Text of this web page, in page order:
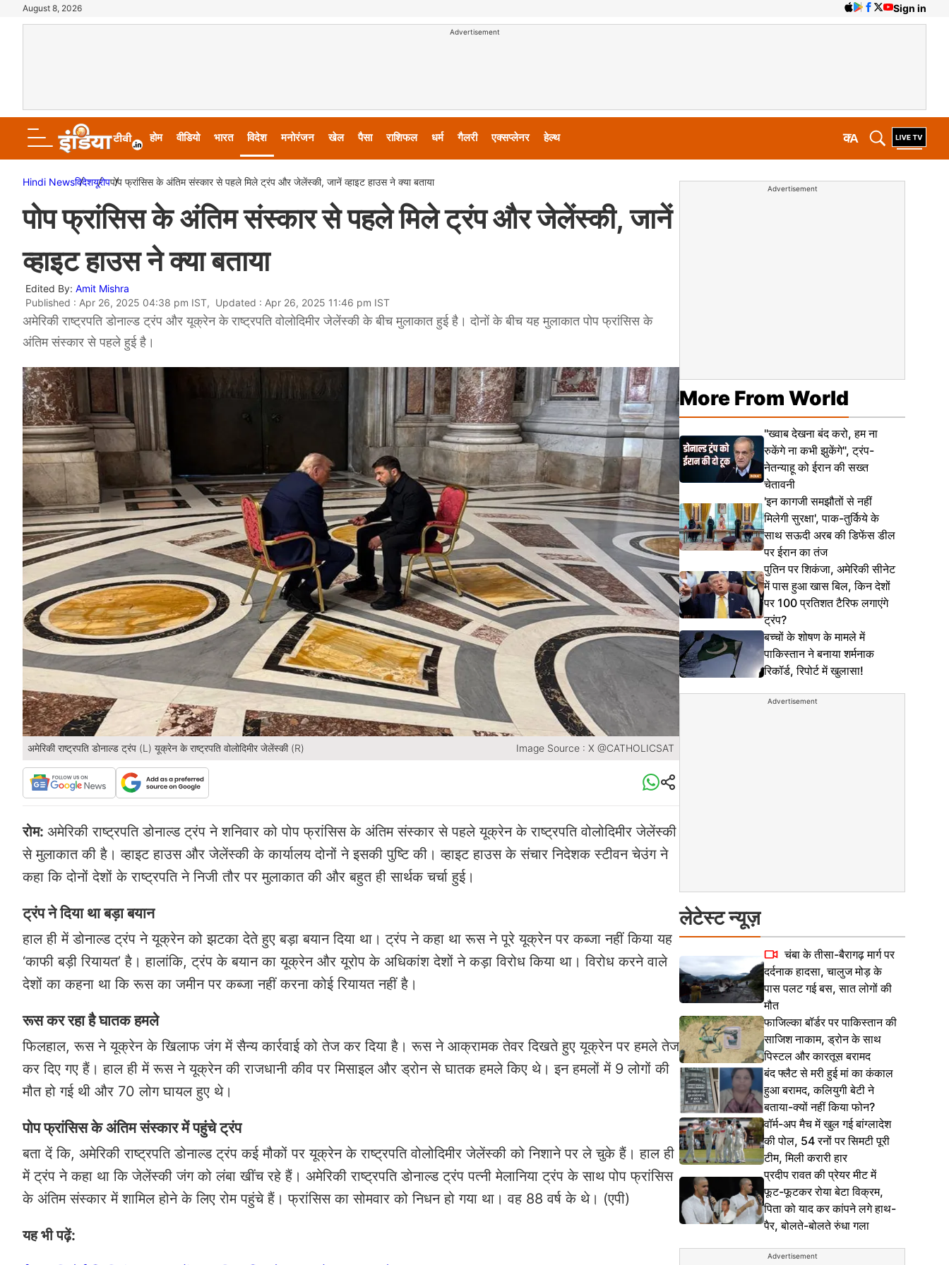
August 8, 2026 Sign in
Advertisement
होम वीडियो भारत विदेश मनोरंजन खेल पैसा राशिफल धर्म गैलरी एक्सप्लेनर हेल्थ A
क
Hindi Newsविदेशयूरोपपोप फ्रांसिस के अंतिम संस्कार से पहले मिले ट्रंप और जेलेंस्की, जानें व्हाइट हाउस ने क्या बताया
पोप फ्रांसिस के अंतिम संस्कार से पहले मिले ट्रंप और जेलेंस्की, जानें
व्हाइट हाउस ने क्या बताया
Edited By: Amit Mishra
Published : Apr 26, 2025 04:38 pm IST, Updated : Apr 26, 2025 11:46 pm IST
अमेरिकी राष्ट्रपति डोनाल्ड ट्रंप और यूक्रेन के राष्ट्रपति वोलोदिमीर जेलेंस्की के बीच मुलाकात हुई है। दोनों के बीच यह मुलाकात पोप फ्रांसिस के
अंतिम संस्कार से पहले हुई है।
अमेरिकी राष्ट्रपति डोनाल्ड ट्रंप (L) यूक्रेन के राष्ट्रपति वोलोदिमीर जेलेंस्की (R) Image Source : X @CATHOLICSAT
रोम: अमेरिकी राष्ट्रपति डोनाल्ड ट्रंप ने शनिवार को पोप फ्रांसिस के अंतिम संस्कार से पहले यूक्रेन के राष्ट्रपति वोलोदिमीर जेलेंस्की
से मुलाकात की है। व्हाइट हाउस और जेलेंस्की के कार्यालय दोनों ने इसकी पुष्टि की। व्हाइट हाउस के संचार निदेशक स्टीवन चेउंग ने
कहा कि दोनों देशों के राष्ट्रपति ने निजी तौर पर मुलाकात की और बहुत ही सार्थक चर्चा हुई।
ट्रंप ने दिया था बड़ा बयान
हाल ही में डोनाल्ड ट्रंप ने यूक्रेन को झटका देते हुए बड़ा बयान दिया था। ट्रंप ने कहा था रूस ने पूरे यूक्रेन पर कब्जा नहीं किया यह
‘काफी बड़ी रियायत’ है। हालांकि, ट्रंप के बयान का यूक्रेन और यूरोप के अधिकांश देशों ने कड़ा विरोध किया था। विरोध करने वाले
देशों का कहना था कि रूस का जमीन पर कब्जा नहीं करना कोई रियायत नहीं है।
रूस कर रहा है घातक हमले
फिलहाल, रूस ने यूक्रेन के खिलाफ जंग में सैन्य कार्रवाई को तेज कर दिया है। रूस ने आक्रामक तेवर दिखते हुए यूक्रेन पर हमले तेज
कर दिए गए हैं। हाल ही में रूस ने यूक्रेन की राजधानी कीव पर मिसाइल और ड्रोन से घातक हमले किए थे। इन हमलों में 9 लोगों की
मौत हो गई थी और 70 लोग घायल हुए थे।
पोप फ्रांसिस के अंतिम संस्कार में पहुंचे ट्रंप
बता दें कि, अमेरिकी राष्ट्रपति डोनाल्ड ट्रंप कई मौकों पर यूक्रेन के राष्ट्रपति वोलोदिमीर जेलेंस्की को निशाने पर ले चुके हैं। हाल ही
में ट्रंप ने कहा था कि जेलेंस्की जंग को लंबा खींच रहे हैं। अमेरिकी राष्ट्रपति डोनाल्ड ट्रंप पत्नी मेलानिया ट्रंप के साथ पोप फ्रांसिस
के अंतिम संस्कार में शामिल होने के लिए रोम पहुंचे हैं। फ्रांसिस का सोमवार को निधन हो गया था। वह 88 वर्ष के थे। (एपी)
यह भी पढ़ें:
Advertisement
More From World
"ख्वाब देखना बंद करो, हम ना
रुकेंगे ना कभी झुकेंगे", ट्रंप-
नेतन्याहू को ईरान की सख्त
चेतावनी
'इन कागजी समझौतों से नहीं
मिलेगी सुरक्षा', पाक-तुर्किये के
साथ सऊदी अरब की डिफेंस डील
पर ईरान का तंज
पुतिन पर शिकंजा, अमेरिकी सीनेट
में पास हुआ खास बिल, किन देशों
पर 100 प्रतिशत टैरिफ लगाएंगे
ट्रंप?
बच्चों के शोषण के मामले में
पाकिस्तान ने बनाया शर्मनाक
रिकॉर्ड, रिपोर्ट में खुलासा!
Advertisement
लेटेस्ट न्यूज़
चंबा के तीसा-बैरागढ़ मार्ग पर
दर्दनाक हादसा, चालुज मोड़ के
पास पलट गई बस, सात लोगों की
मौत
फाजिल्का बॉर्डर पर पाकिस्तान की
साजिश नाकाम, ड्रोन के साथ
पिस्टल और कारतूस बरामद
बंद फ्लैट से मरी हुई मां का कंकाल
हुआ बरामद, कलियुगी बेटी ने
बताया-क्यों नहीं किया फोन?
वॉर्म-अप मैच में खुल गई बांग्लादेश
की पोल, 54 रनों पर सिमटी पूरी
टीम, मिली करारी हार
प्रदीप रावत की प्रेयर मीट में
फूट-फूटकर रोया बेटा विक्रम,
पिता को याद कर कांपने लगे हाथ-
पैर, बोलते-बोलते रुंधा गला
Advertisement